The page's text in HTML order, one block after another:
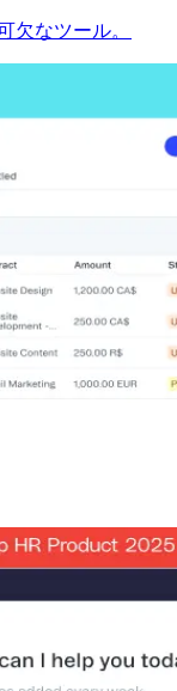
欠なツール。​​